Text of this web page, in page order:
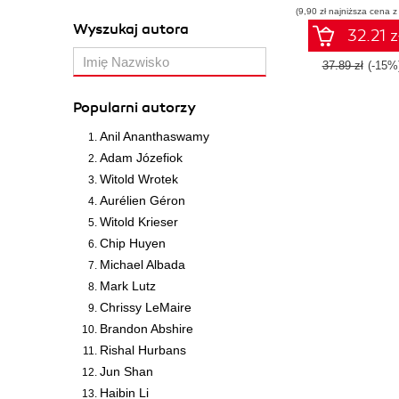
Wyszukaj autora
Popularni autorzy
Anil Ananthaswamy
Adam Józefiok
Witold Wrotek
Aurélien Géron
Witold Krieser
Chip Huyen
Michael Albada
Mark Lutz
Chrissy LeMaire
Brandon Abshire
Rishal Hurbans
Jun Shan
Haibin Li
(9,90 zł najniższa cena
32.21
37.89 zł (-